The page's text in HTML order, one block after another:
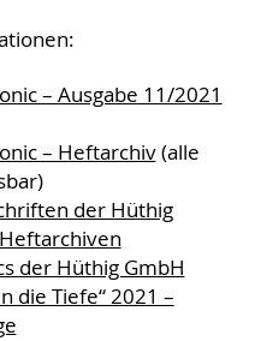
– Ausgabe 11/2021
– Heftarchiv(alle
der Hüthig
der Hüthig GmbH
die Tiefe“ 2021 –